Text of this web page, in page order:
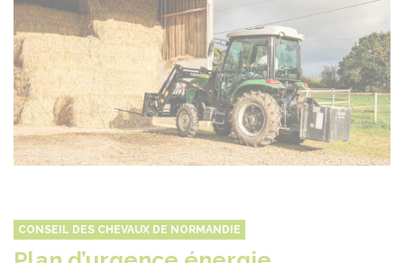
CONSEIL DES CHEVAUX DE NORMANDIE